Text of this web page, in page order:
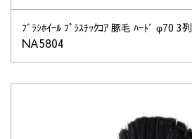
ﾌﾞﾗｼﾎｲｰﾙ ﾌﾟﾗｽﾁｯｸｺｱ 豚毛 ﾊｰﾄﾞ φ70 3列
NA5804